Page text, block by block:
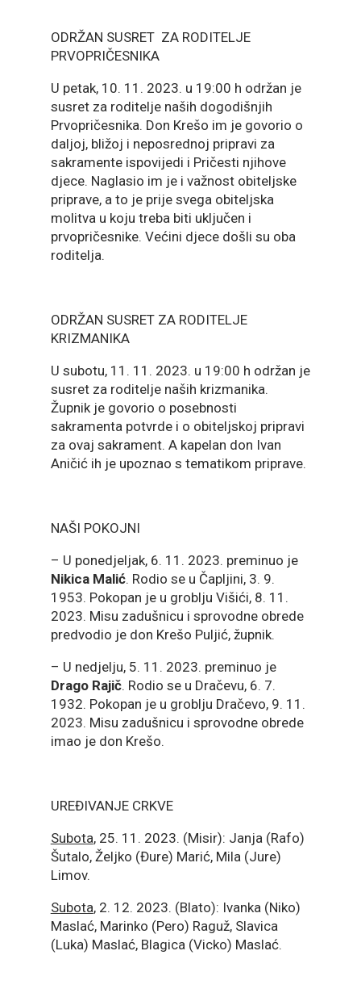
ODRŽAN SUSRET ZA RODITELJE
PRVOPRIČESNIKA
U petak, 10. 11. 2023. u 19:00 h održan je
susret za roditelje naših dogodišnjih
Prvopričesnika. Don Krešo im je govorio o
daljoj, bližoj i neposrednoj pripravi za
sakramente ispovijedi i Pričesti njihove
djece. Naglasio im je i važnost obiteljske
priprave, a to je prije svega obiteljska
molitva u koju treba biti uključen i
prvopričesnike. Većini djece došli su oba
roditelja.
ODRŽAN SUSRET ZA RODITELJE
KRIZMANIKA
U subotu, 11. 11. 2023. u 19:00 h održan je
susret za roditelje naših krizmanika.
Župnik je govorio o posebnosti
sakramenta potvrde i o obiteljskoj pripravi
za ovaj sakrament. A kapelan don Ivan
Aničić ih je upoznao s tematikom priprave.
NAŠI POKOJNI
– U ponedjeljak, 6. 11. 2023. preminuo je
Nikica Malić. Rodio se u Čapljini, 3. 9.
1953. Pokopan je u groblju Višići, 8. 11.
2023. Misu zadušnicu i sprovodne obrede
predvodio je don Krešo Puljić, župnik.
– U nedjelju, 5. 11. 2023. preminuo je
Drago Rajič. Rodio se u Dračevu, 6. 7.
1932. Pokopan je u groblju Dračevo, 9. 11.
2023. Misu zadušnicu i sprovodne obrede
imao je don Krešo.
UREĐIVANJE CRKVE
Subota, 25. 11. 2023. (Misir): Janja (Rafo)
Šutalo, Željko (Đure) Marić, Mila (Jure)
Limov.
Subota, 2. 12. 2023. (Blato): Ivanka (Niko)
Maslać, Marinko (Pero) Raguž, Slavica
(Luka) Maslać, Blagica (Vicko) Maslać.